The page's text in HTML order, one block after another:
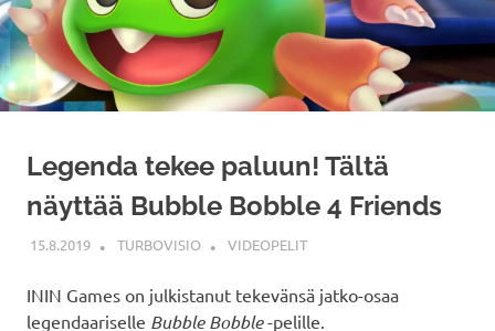
Legenda tekee paluun! Tältä
näyttää Bubble Bobble 4 Friends
15.8.2019 TURBOVISIO VIDEOPELIT
ININ Games on julkistanut tekevänsä jatko-osaa
legendaariselle Bubble Bobble-pelille.